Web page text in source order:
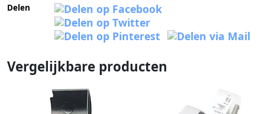
Delen
Vergelijkbare producten